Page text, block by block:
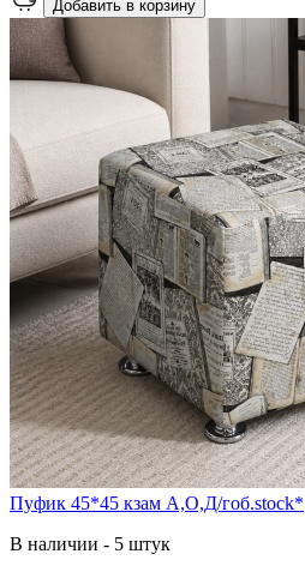
Добавить в корзину
Пуфик 45*45 кзам А,О,Д/гоб.stock*
В наличии - 5 штук